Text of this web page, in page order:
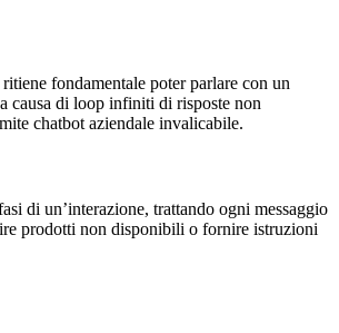
fondamentale poter parlare con un
causa di loop infiniti di risposte non
chatbot aziendale invalicabile.
di un’interazione, trattando ogni messaggio
prodotti non disponibili o fornire istruzioni